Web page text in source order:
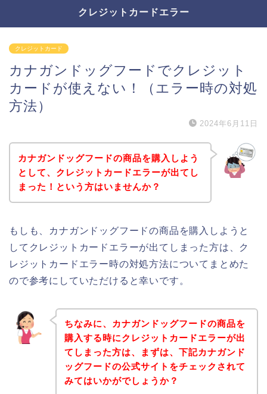
クレジットカードエラー
クレジットカード
カナガンドッグフードでクレジット
カードが使えない！（エラー時の対処
方法）
2024年6月11日
カナガンドッグフードの商品を購入しよう
として、クレジットカードエラーが出てし
まった！という方はいませんか？
もしも、カナガンドッグフードの商品を購入しようと
してクレジットカードエラーが出てしまった方は、ク
レジットカードエラー時の対処方法についてまとめた
ので参考にしていただけると幸いです。
ちなみに、カナガンドッグフードの商品を
購入する時にクレジットカードエラーが出
てしまった方は、まずは、下記カナガンド
ッグフードの公式サイトをチェックされて
みてはいかがでしょうか？